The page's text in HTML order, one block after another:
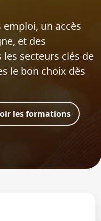
un accès
et des
secteurs clés de
le bon choix dès
les formations